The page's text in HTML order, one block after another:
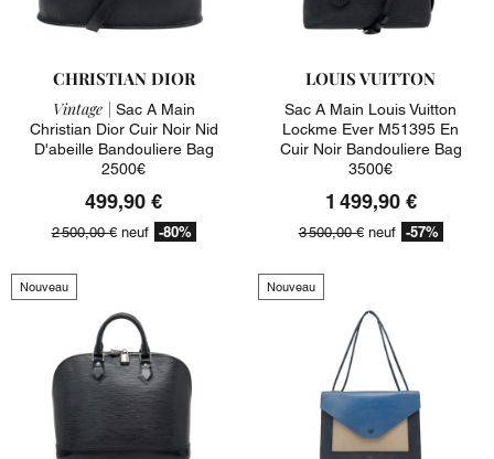
CHRISTIAN DIOR
Vintage | Sac A Main
Christian Dior Cuir Noir Nid
D'abeille Bandouliere Bag
2500€
499,90 €
2 500,00 €neuf -80%
LOUIS VUITTON
Sac A Main Louis Vuitton
Lockme Ever M51395 En
Cuir Noir Bandouliere Bag
3500€
1 499,90 €
3 500,00 €neuf -57%
Nouveau Nouveau